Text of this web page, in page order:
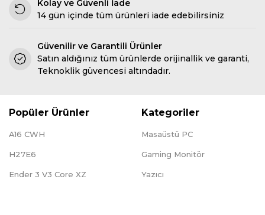
Kolay ve Güvenli İade
14 gün içinde tüm ürünleri iade edebilirsiniz
Güvenilir ve Garantili Ürünler
Satın aldığınız tüm ürünlerde orijinallik ve garanti,
Teknoklik güvencesi altındadır.
Popüler Ürünler
A16 CWH
H27E6
Ender 3 V3 Core XZ
Kategoriler
Masaüstü PC
Gaming Monitör
Yazıcı